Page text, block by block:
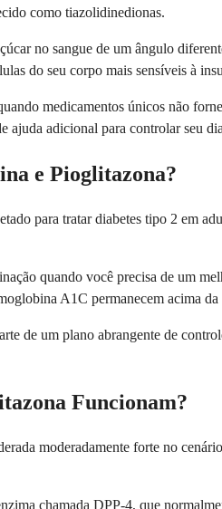
como tiazolidinedionas.
no sangue de um ângulo
do seu corpo mais sensíveis à
medicamentos únicos não
ajuda adicional para controlar seu
e Pioglitazona?
para tratar diabetes tipo 2 em
quando você precisa de um
A1C permanecem acima
de um plano abrangente de
Funcionam?
moderadamente forte no
chamada DPP-4, que